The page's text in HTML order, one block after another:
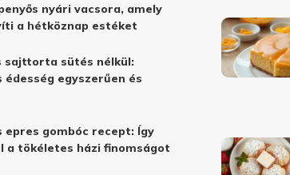
nyári vacsora, amely
a hétköznap estéket
sajttorta sütés nélkül:
édesség egyszerűen és
epres gombóc recept: Így
a tökéletes házi finomságot